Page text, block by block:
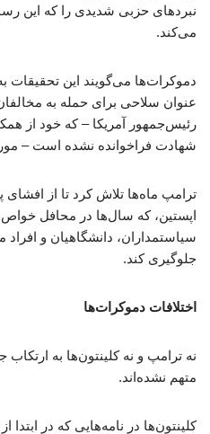
نبردهای حزبی شدیدی را که این
می‌کند.
دموکرات‌ها می‌گویند این تحقیقات
عنوان سلاحی برای حمله به
رئیس‌جمهور آمریکا – که خود از
شهادت فراخوانده نشده است –
ترامپ ماه‌ها تلاش کرد تا از افشای
اپستین، که سال‌ها در محافل خواص
سیاستمداران، دانشگاهیان و افراد
جلوگیری کند.
اختلافات دموکرات‌ها
نه ترامپ و نه کلینتون‌ها به
متهم نشده‌اند.
کلینتون‌ها در نامه‌هایی که در